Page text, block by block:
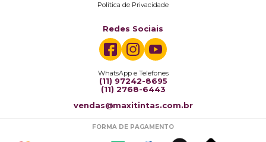
Política de Privacidade
Redes Sociais
WhatsApp e Telefones
(11) 97242-8695
(11) 2768-6443
vendas@maxitintas.com.br
FORMA DE PAGAMENTO